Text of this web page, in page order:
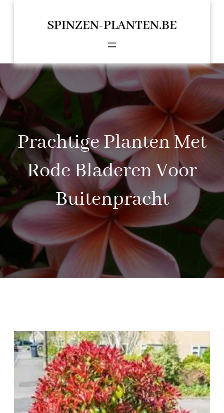
SPINZEN-PLANTEN.BE
Prachtige Planten Met
Rode Bladeren Voor
Buitenpracht